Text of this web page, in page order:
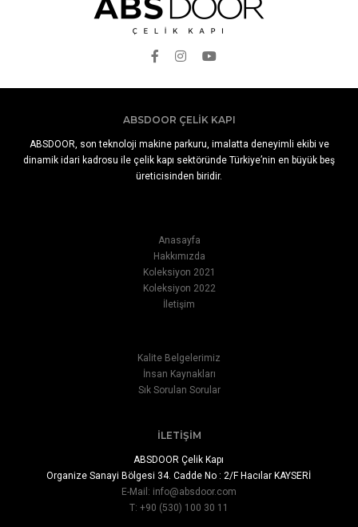
ABSDOOR ÇELIK KAPI
ABSDOOR, son teknoloji makine parkuru, imalatta deneyimli ekibi ve
dinamik idari kadrosu ile çelik kapı sektöründe Türkiye’nin en büyük beş
üreticisinden biridir.
Anasayfa
Hakkımızda
Koleksiyon 2021
Koleksiyon 2022
İletişim
Kalite Belgelerimiz
İnsan Kaynakları
Sık Sorulan Sorular
İLETIŞIM
ABSDOOR Çelik Kapı
Organize Sanayi Bölgesi 34. Cadde No : 2/F Hacılar KAYSERİ
E-Mail: info@absdoor.com
T: +90 (530) 100 30 11